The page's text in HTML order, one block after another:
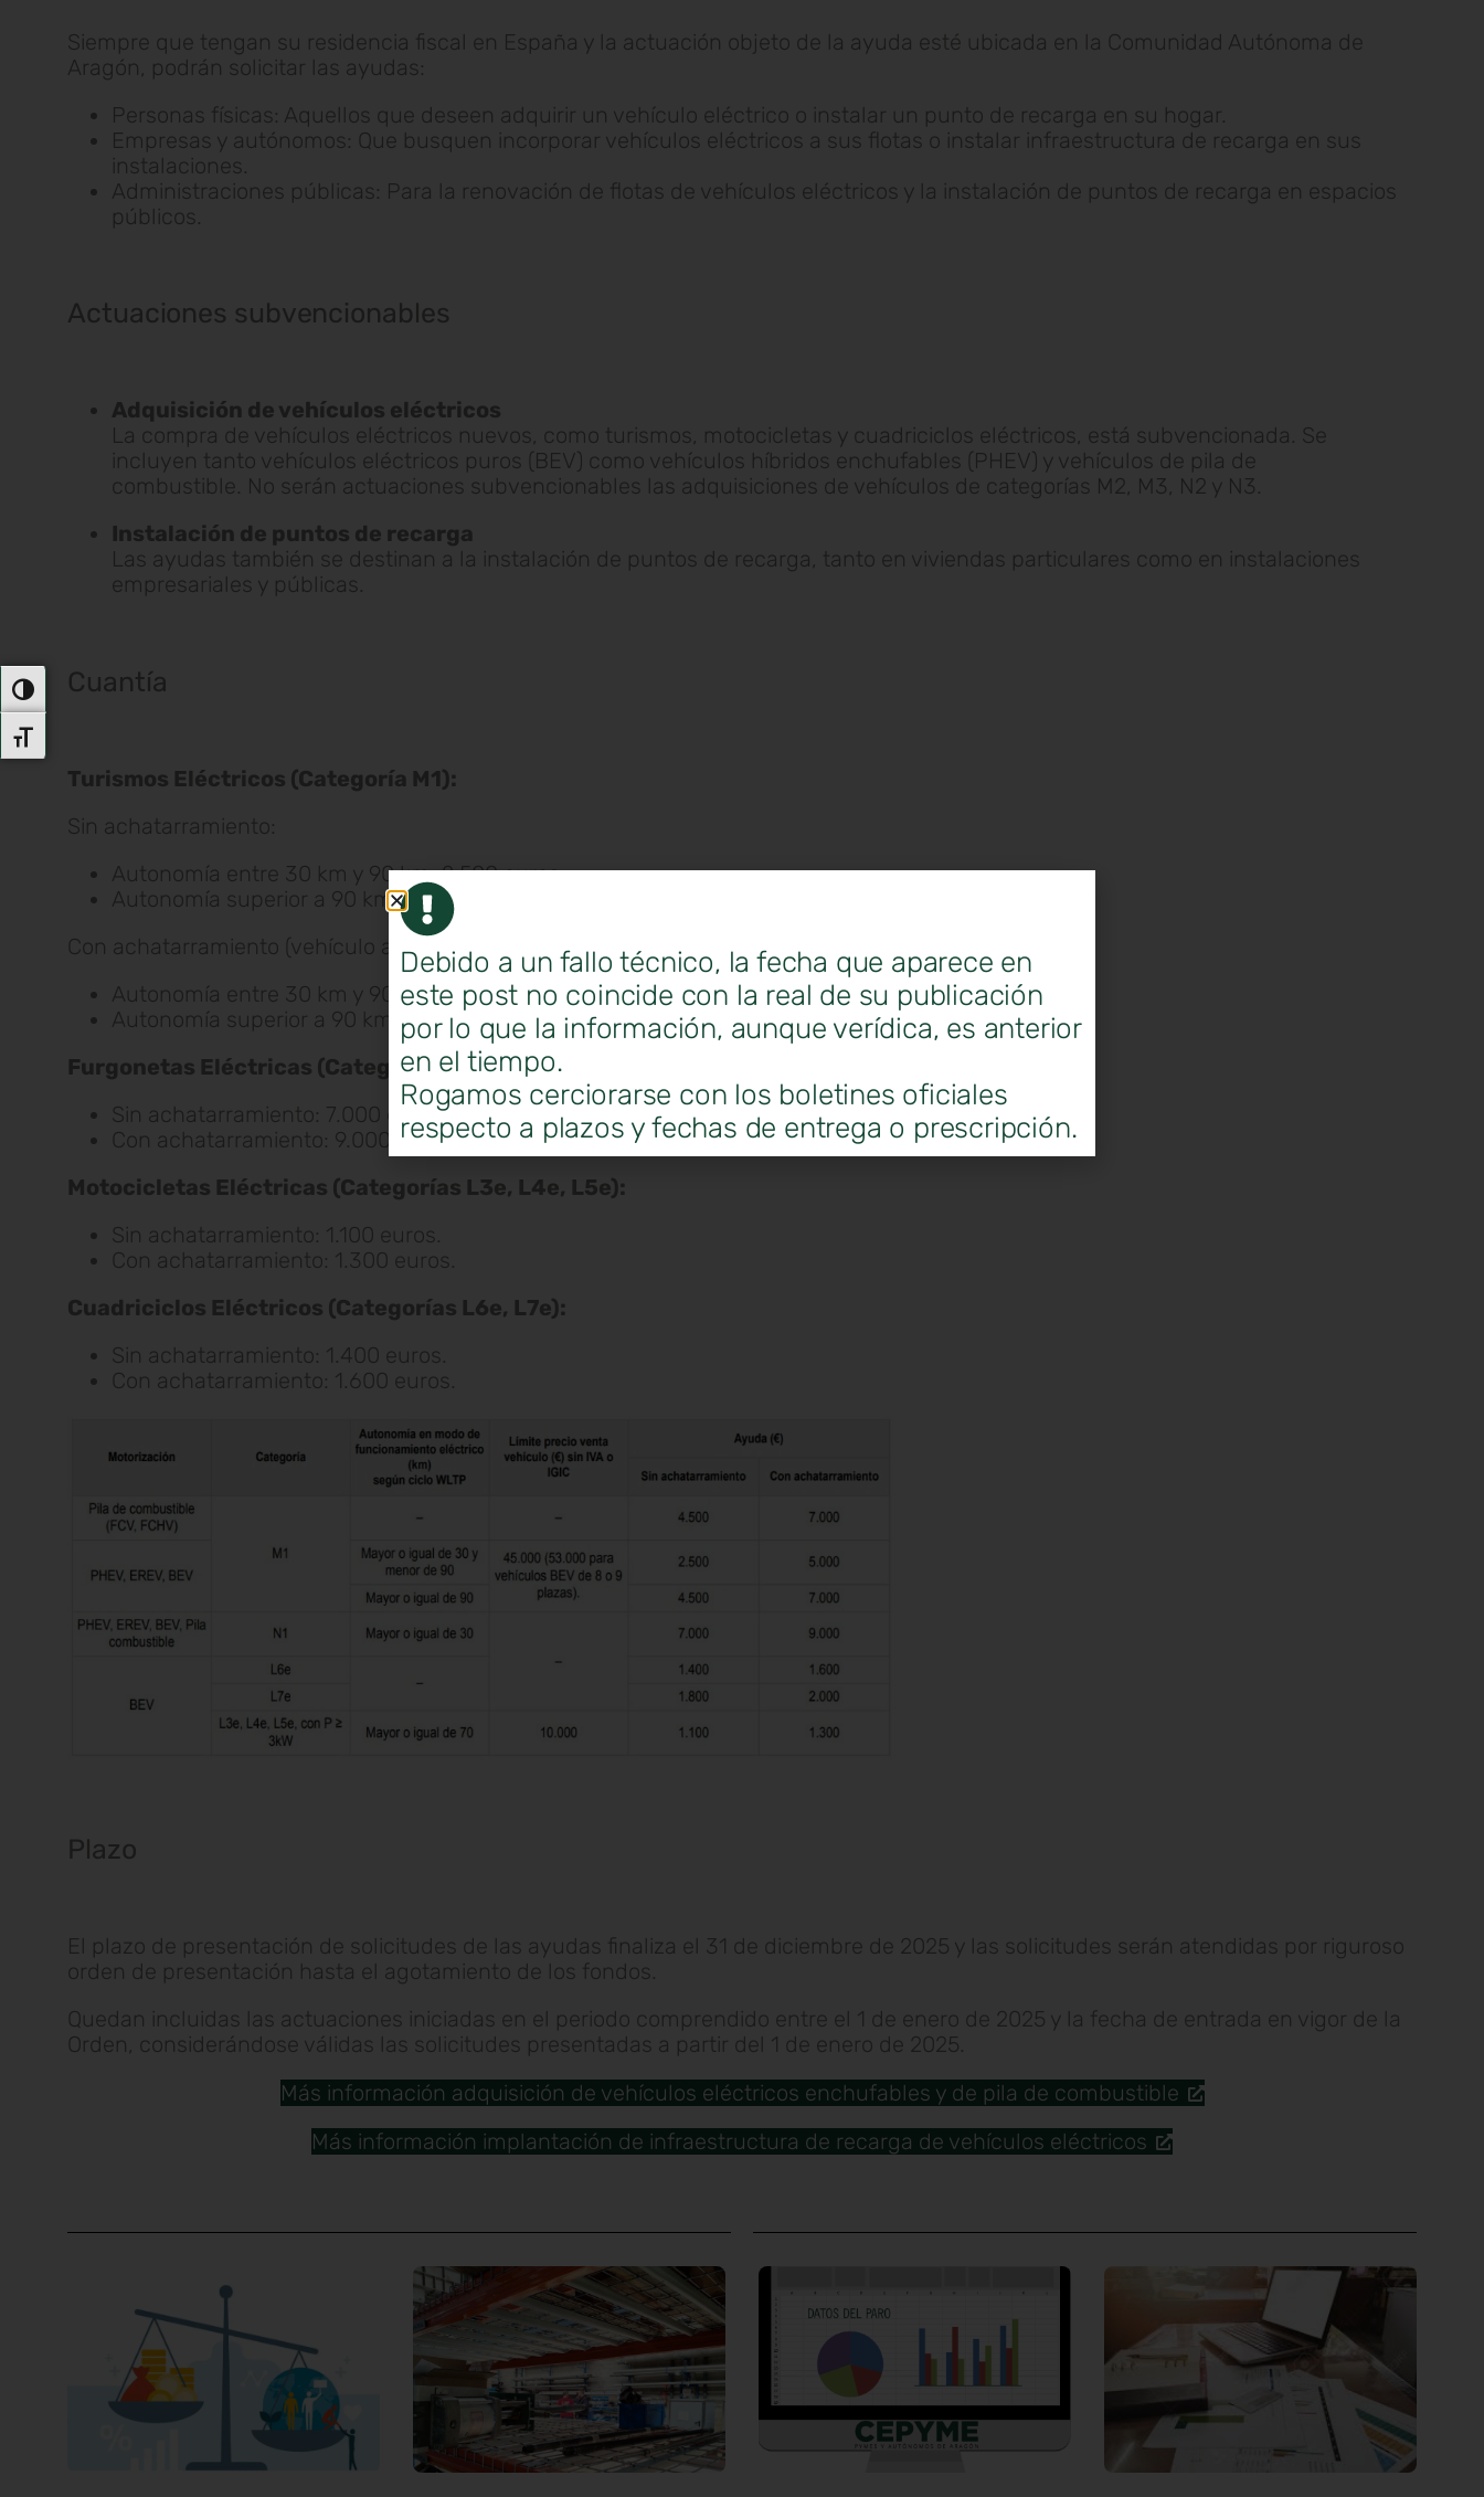
Alternar Alto Contraste
Alternar Tamaño De Letra
Siempre que tengan su residencia fiscal en España y la actuación objeto de la ayuda esté ubicada en la Comunidad Autónoma de
Aragón, podrán solicitar las ayudas:
Personas físicas: Aquellos que deseen adquirir un vehículo eléctrico o instalar un punto de recarga en su hogar.
Empresas y autónomos: Que busquen incorporar vehículos eléctricos a sus flotas o instalar infraestructura de recarga en sus
instalaciones.
Administraciones públicas: Para la renovación de flotas de vehículos eléctricos y la instalación de puntos de recarga en espacios
públicos.
Actuaciones subvencionables
Adquisición de vehículos eléctricos
La compra de vehículos eléctricos nuevos, como turismos, motocicletas y cuadriciclos eléctricos, está subvencionada. Se
incluyen tanto vehículos eléctricos puros (BEV) como vehículos híbridos enchufables (PHEV) y vehículos de pila de
combustible. No serán actuaciones subvencionables las adquisiciones de vehículos de categorías M2, M3, N2 y N3.
Instalación de puntos de recarga
Las ayudas también se destinan a la instalación de puntos de recarga, tanto en viviendas particulares como en instalaciones
empresariales y públicas.
Cuantía
Turismos Eléctricos (Categoría M1):
Sin achatarramiento:
Autonomía entre 30 km y 90 km: 2.500 euros.
Autonomía superior a 90 km: Ayuda: 4.500 euros.
Con achatarramiento (vehículo antiguo con más de 7 años de antigüedad):
Autonomía entre 30 km y 90 km: 5.000 euros.
Autonomía superior a 90 km: 7.000 euros.
Furgonetas Eléctricas (Categoría N1):
Sin achatarramiento: 7.000 euros.
Con achatarramiento: 9.000 euros.
Motocicletas Eléctricas (Categorías L3e, L4e, L5e):
Sin achatarramiento: 1.100 euros.
Con achatarramiento: 1.300 euros.
Cuadriciclos Eléctricos (Categorías L6e, L7e):
Sin achatarramiento: 1.400 euros.
Con achatarramiento: 1.600 euros.
Plazo
El plazo de presentación de solicitudes de las ayudas finaliza el 31 de diciembre de 2025 y las solicitudes serán atendidas por riguroso
orden de presentación hasta el agotamiento de los fondos.
Quedan incluidas las actuaciones iniciadas en el periodo comprendido entre el 1 de enero de 2025 y la fecha de entrada en vigor de la
Orden, considerándose válidas las solicitudes presentadas a partir del 1 de enero de 2025.
Más información adquisición de vehículos eléctricos enchufables y de pila de combustible
Más información implantación de infraestructura de recarga de vehículos eléctricos
Debido a un fallo técnico, la fecha que aparece en
este post no coincide con la real de su publicación
por lo que la información, aunque verídica, es anterior
en el tiempo.
Rogamos cerciorarse con los boletines oficiales
respecto a plazos y fechas de entrega o prescripción.